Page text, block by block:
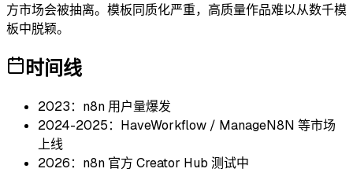
方市场会被抽离。模板同质化严重，高质量作品难以从数千模
板中脱颖。
时间线
2023：n8n 用户量爆发
2024-2025：HaveWorkflow / ManageN8N 等市场
上线
2026：n8n 官方 Creator Hub 测试中